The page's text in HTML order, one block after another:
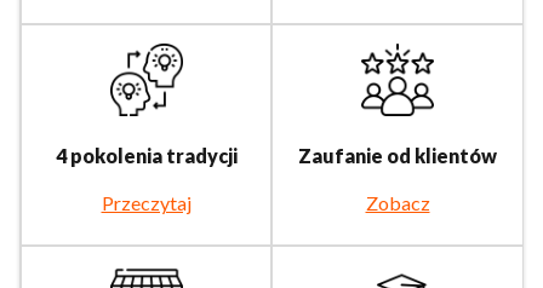
4 pokolenia tradycji
Przeczytaj
Zaufanie od klientów
Zobacz